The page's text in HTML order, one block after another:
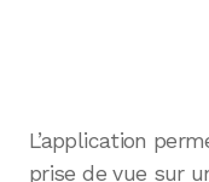
L’application
prise de vue sur